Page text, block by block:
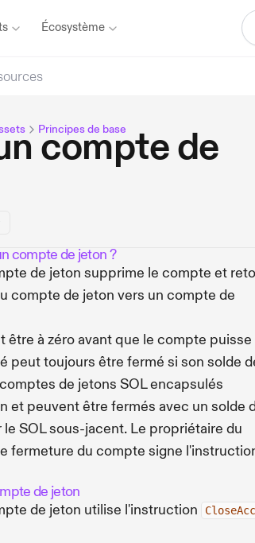
Écosystème
Principes de base
compte de
compte de jeton ?
de jeton supprime le compte et
compte de jeton vers un compte de
être à zéro avant que le compte
peut toujours être fermé si son solde
de jetons SOL encapsulés
et peuvent être fermés avec un solde
SOL sous-jacent. Le propriétaire du
fermeture du compte signe
de jeton
de jeton utilise l'instruction